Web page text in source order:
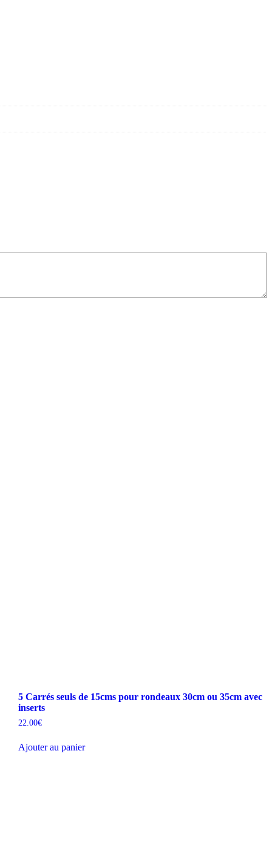
5 Carrés seuls de 15cms pour rondeaux 30cm ou 35cm avec
inserts
22.00€
Ajouter au panier